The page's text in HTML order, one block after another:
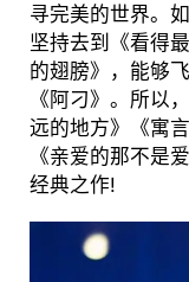
寻完美的世界。
坚持去到《看得
的翅膀》，能够
《阿刁》。所以
远的地方》《寓
《亲爱的那不是
经典之作!